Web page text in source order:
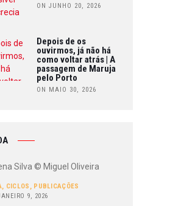
ON JUNHO 20, 2026
Depois de os
ouvirmos, já não há
como voltar atrás | A
passagem de Maruja
pelo Porto
ON MAIO 30, 2026
, CICLOS , PUBLICAÇÕES
9, 2026